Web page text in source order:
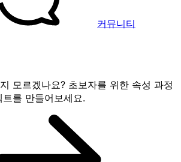
커뮤니티
모르겠나요? 초보자를 위한 속성 과정
를 만들어보세요.